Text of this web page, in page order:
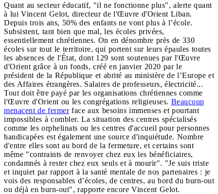
Quant au secteur éducatif, "il ne fonctionne plus", alerte quant
à lui Vincent Gelot, directeur de l'Œuvre d'Orient Liban.
Depuis trois ans, 50% des enfants ne vont plus à l’école.
Subsistent, tant bien que mal, les écoles privées,
essentiellement chrétiennes. On en dénombre près de 330
écoles sur tout le territoire, qui portent sur leurs épaules toutes
les absences de l'État, dont 129 sont soutenues par l'Œuvre
d'Orient grâce à un fonds, créé en janvier 2020 par le
président de la République et abrité au ministère de l’Europe et
des Affaires étrangères. Salaires de professeurs, électricité...
Tout doit être payé par les organisations chrétiennes comme
l'Œuvre d'Orient ou les congrégations religieuses. Beaucoup
menacent de fermerface aux besoins immenses et pourtant
impossibles à combler. La situation des centres spécialisés
comme les orphelinats ou les centres d'accueil pour personnes
handicapées est également une source d'inquiétude. Nombre
d'entre elles sont au bord de la fermeture, et certains sont
même "contraints de renvoyer chez eux les bénéficiaires,
condamnés à rester chez eux seuls et à mourir". "Je suis triste
et inquiet par rapport à la santé mentale de nos partenaires : je
vois des responsables d’écoles, de centres, au bord du burn-out
ou déjà en burn-out", rapporte encore Vincent Gelot.